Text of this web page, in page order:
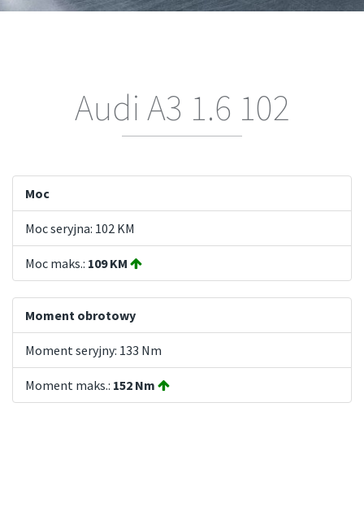
Audi A3 1.6 102
Moc
Moc seryjna: 102 KM
Moc maks.: 109 KM
Moment obrotowy
Moment seryjny: 133 Nm
Moment maks.: 152 Nm